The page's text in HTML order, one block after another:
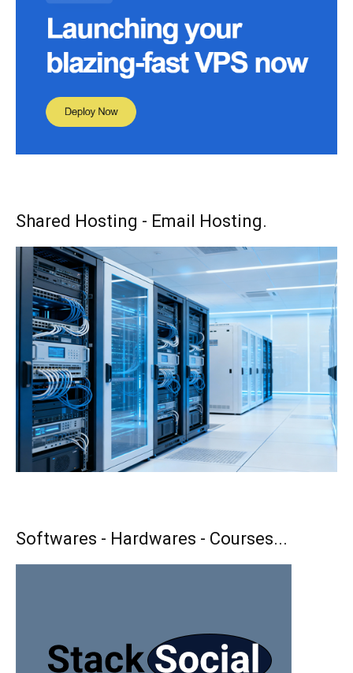
Shared Hosting - Email Hosting.
Softwares - Hardwares - Courses...